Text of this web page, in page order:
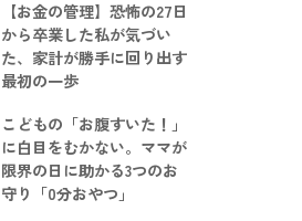
【お金の管理】恐怖の27日
から卒業した私が気づい
た、家計が勝手に回り出す
最初の一歩
こどもの「お腹すいた！」
に白目をむかない。ママが
限界の日に助かる3つのお
守り「0分おやつ」